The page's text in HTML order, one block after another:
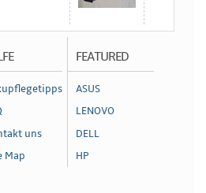
uns
Map
FEATURED
ASUS
LENOVO
DELL
HP